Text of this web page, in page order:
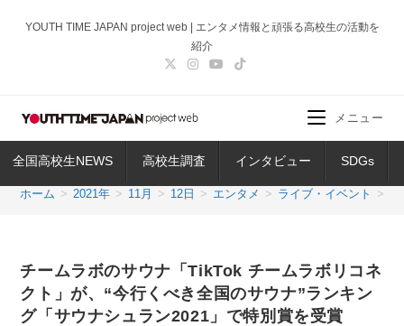
ス
ッ
YOUTH TIME JAPAN project web | エンタメ情報と頑張る高校生の活動を
紹介
全国高校生NEWS 高校生調査 インタビュー SDGs
メニュー
ホーム > 2021年 > 11月 > 12日 > エンタメ > ライブ・イベント >
チームラボのサウナ「TikTok チームラボリコネ
クト」が、“今行くべき全国のサウナ”ランキン
グ「サウナシュラン2021」で特別賞を受賞